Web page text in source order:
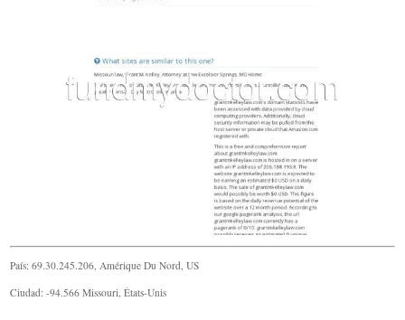
País: 69.30.245.206, Amérique Du Nord, US
Ciudad: -94.566 Missouri, États-Unis